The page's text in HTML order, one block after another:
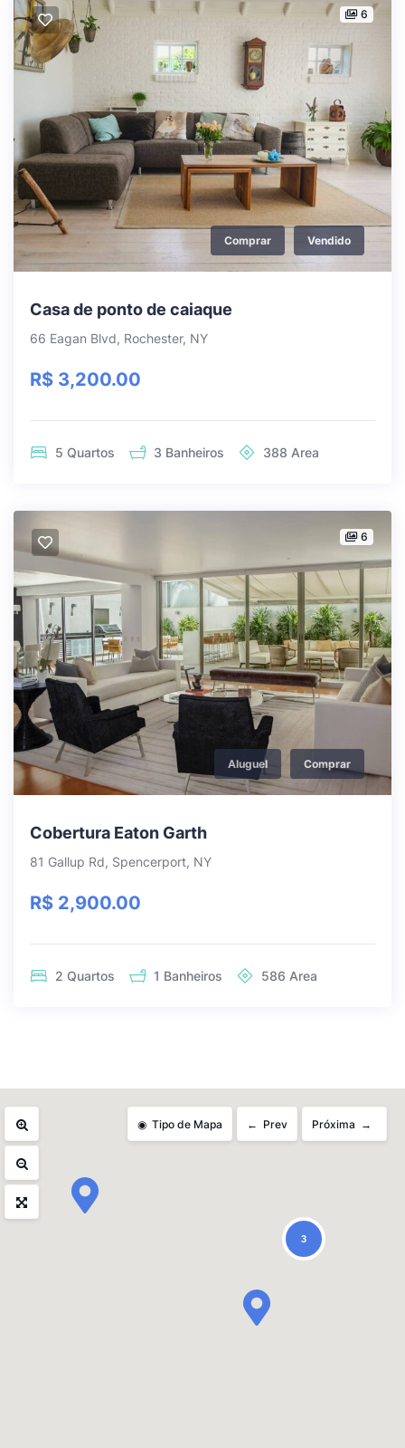
6
Comprar Vendido
Casa de ponto de caiaque
66 Eagan Blvd, Rochester, NY
R$ 3,200.00
5 Quartos 3 Banheiros 388 Area
6
Aluguel Comprar
Cobertura Eaton Garth
81 Gallup Rd, Spencerport, NY
R$ 2,900.00
2 Quartos 1 Banheiros 586 Area
3
Tipo de Mapa Prev Próxima